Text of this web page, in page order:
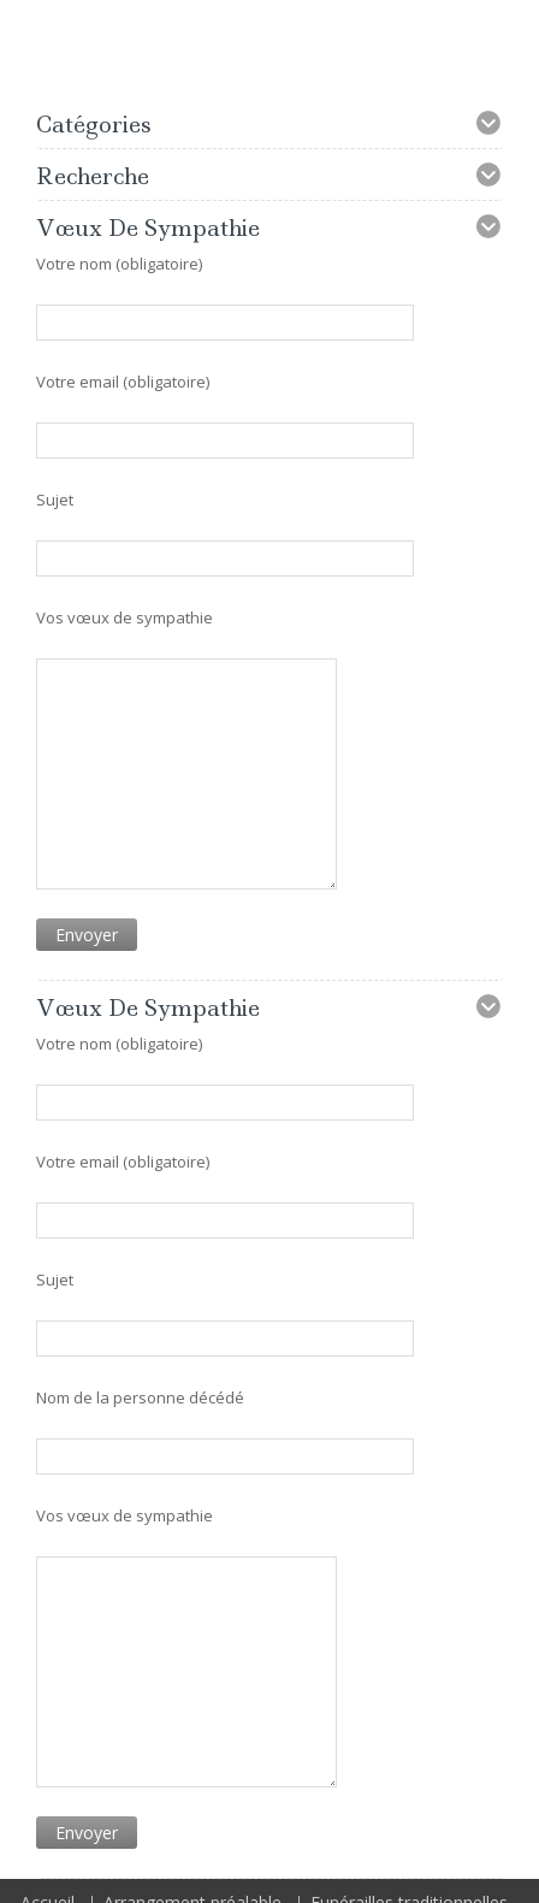
Catégories
Recherche
Vœux De Sympathie
Votre nom (obligatoire)
Votre email (obligatoire)
Sujet
Vos vœux de sympathie
Vœux De Sympathie
Votre nom (obligatoire)
Votre email (obligatoire)
Sujet
Nom de la personne décédé
Vos vœux de sympathie